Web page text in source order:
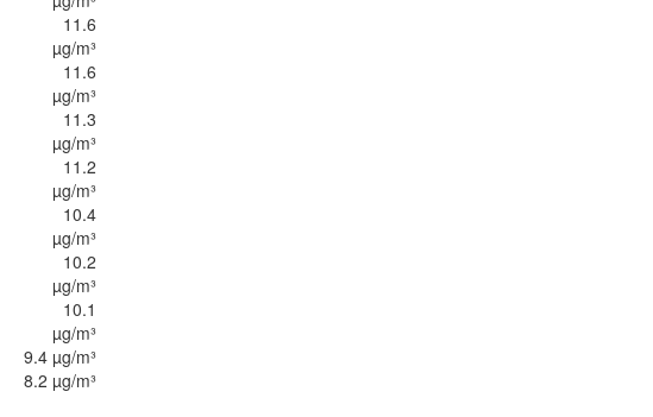
11.6
µg/m³
11.6
µg/m³
11.3
µg/m³
11.2
µg/m³
10.4
µg/m³
10.2
µg/m³
10.1
µg/m³
9.4 µg/m³
8.2 µg/m³